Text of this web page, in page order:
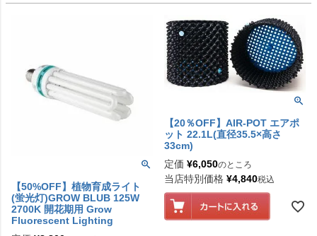
【50%OFF】植物育成ライト
(蛍光灯)GROW BLUB 125W
2700K 開花期用 Grow
Fluorescent Lighting
【20％OFF】AIR-POT エアポ
ット 22.1L(直径35.5×高さ
33cm)
定価 ¥6,050のところ
当店特別価格 ¥4,840税込